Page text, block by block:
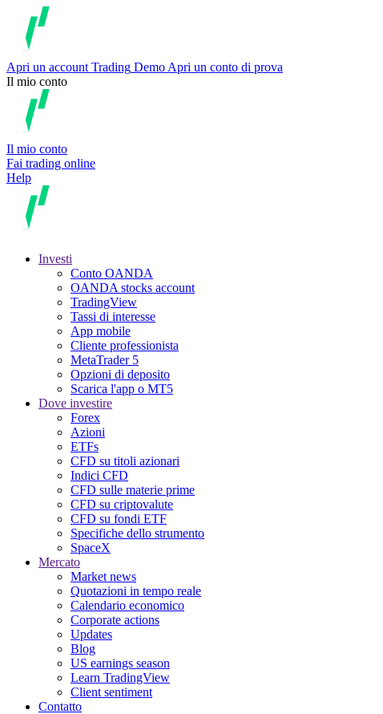
Apri un account Trading Demo Apri un conto di prova
Il mio conto
Il mio conto
Fai trading online
Help
Investi
Conto OANDA
OANDA stocks account
TradingView
Tassi di interesse
App mobile
Cliente professionista
MetaTrader 5
Opzioni di deposito
Scarica l'app o MT5
Dove investire
Forex
Azioni
ETFs
CFD su titoli azionari
Indici CFD
CFD sulle materie prime
CFD su criptovalute
CFD su fondi ETF
Specifiche dello strumento
SpaceX
Mercato
Market news
Quotazioni in tempo reale
Calendario economico
Corporate actions
Updates
Blog
US earnings season
Learn TradingView
Client sentiment
Contatto